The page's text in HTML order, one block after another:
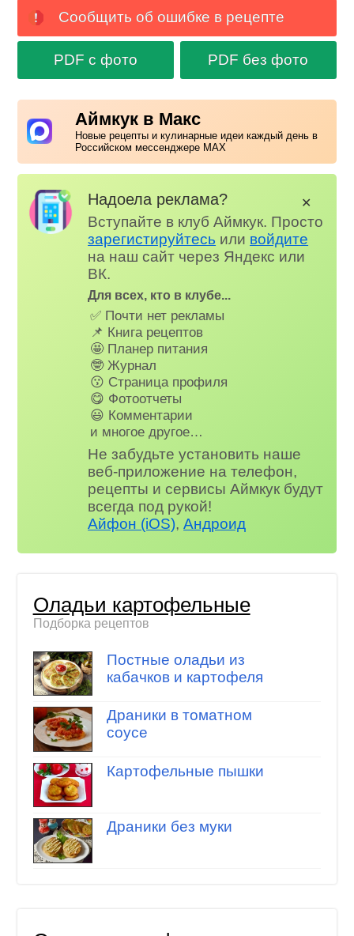
Сообщить об ошибке в рецепте
PDF с фото PDF без фото
Аймкук в Макс
Новые рецепты и кулинарные идеи каждый день в
Российском мессенджере MAX
Надоела реклама?
Вступайте в клуб Аймкук. Просто
зарегистируйтесь или войдите
на наш сайт через Яндекс или
ВК.
Для всех, кто в клубе...
✅ Почти нет рекламы
📌 Книга рецептов
🤩 Планер питания
🤓 Журнал
😗 Страница профиля
😋 Фотоотчеты
😃 Комментарии
и многое другое…
Не забудьте установить наше
веб-приложение на телефон,
рецепты и сервисы Аймкук будут
всегда под рукой!
Айфон (iOS),Андроид
✕
Оладьи картофельные
Подборка рецептов
Постные оладьи из
кабачков и картофеля
Драники в томатном
соусе
Картофельные пышки
Драники без муки